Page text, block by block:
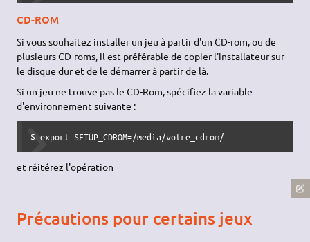
CD-ROM
Si vous souhaitez installer un jeu à partir d'un CD-rom, ou de
plusieurs CD-roms, il est préférable de copier l'installateur sur
le disque dur et de le démarrer à partir de là.
Si un jeu ne trouve pas le CD-Rom, spécifiez la variable
d'environnement suivante :
$ export SETUP_CDROM=/media/votre_cdrom/
et réitérez l'opération
Précautions pour certains jeux